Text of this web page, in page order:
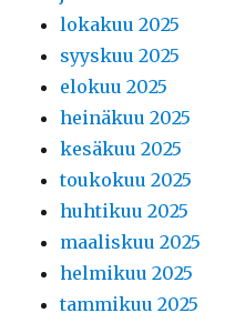
lokakuu 2025
syyskuu 2025
elokuu 2025
heinäkuu 2025
kesäkuu 2025
toukokuu 2025
huhtikuu 2025
maaliskuu 2025
helmikuu 2025
tammikuu 2025